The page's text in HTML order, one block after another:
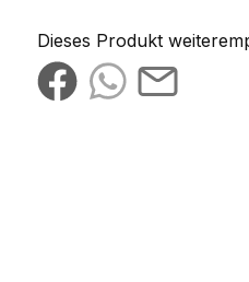
Dieses Produkt